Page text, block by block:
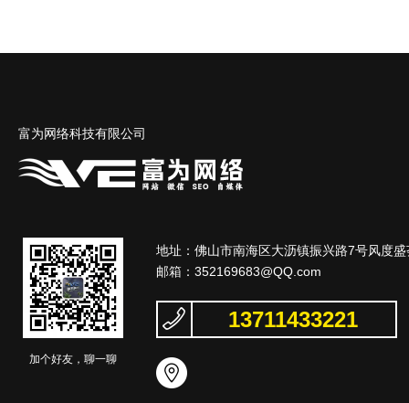
富为网络科技有限公司
加个好友，聊一聊
地址：佛山市南海区大沥镇振兴路7号风度
邮箱： 352169683@QQ.com
13711433221